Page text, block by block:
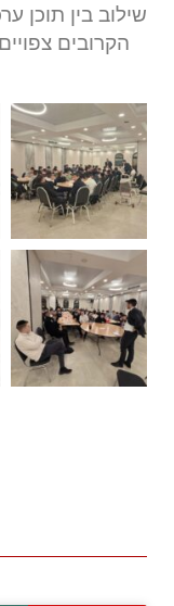
שילוב בין תוכן
הקרובים